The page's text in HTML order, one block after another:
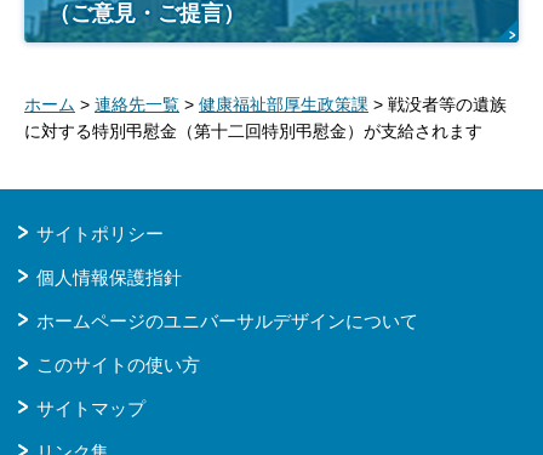
（ご意見・ご提言）
ホーム > 連絡先一覧 > 健康福祉部厚生政策課 > 戦没者等の遺族
に対する特別弔慰金（第十二回特別弔慰金）が支給されます
サイトポリシー
個人情報保護指針
ホームページのユニバーサルデザインについて
このサイトの使い方
サイトマップ